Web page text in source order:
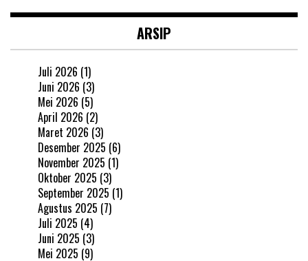
ARSIP
Juli 2026 (1)
Juni 2026 (3)
Mei 2026 (5)
April 2026 (2)
Maret 2026 (3)
Desember 2025 (6)
November 2025 (1)
Oktober 2025 (3)
September 2025 (1)
Agustus 2025 (7)
Juli 2025 (4)
Juni 2025 (3)
Mei 2025 (9)